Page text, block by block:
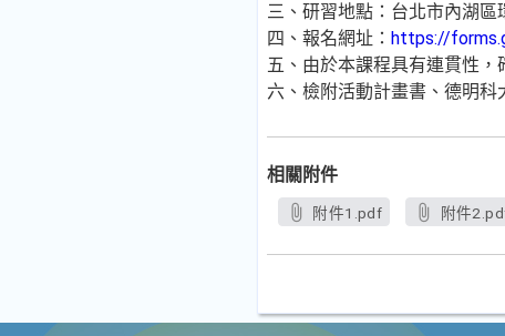
三、研習地點：台北市內湖區
四、報名網址： https://
五、由於本課程具有連貫性
六、檢附活動計畫書、德明科
相關附件
附件1.pdf 附件